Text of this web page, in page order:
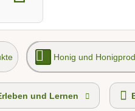
Honig und
und Lernen